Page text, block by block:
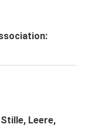
Leere,